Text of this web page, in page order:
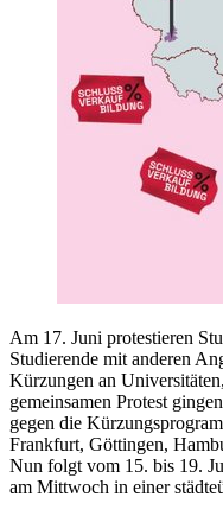
Am 17. Juni protestieren
Studierende mit anderen
Kürzungen an
gemeinsamen Protest
gegen die
Frankfurt, Göttingen,
Nun folgt vom 15. bis 19.
am Mittwoch in einer